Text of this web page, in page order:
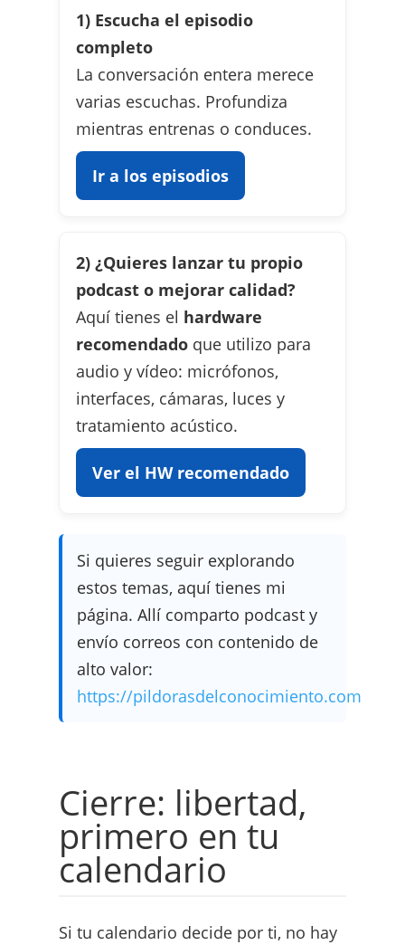
1) Escucha el episodio
completo
La conversación entera merece
varias escuchas. Profundiza
mientras entrenas o conduces.
Ir a los episodios
2) ¿Quieres lanzar tu propio
podcast o mejorar calidad?
Aquí tienes el hardware
recomendadoque utilizo para
audio y vídeo: micrófonos,
interfaces, cámaras, luces y
tratamiento acústico.
Ver el HW recomendado
Si quieres seguir explorando
estos temas, aquí tienes mi
página. Allí comparto podcast y
envío correos con contenido de
alto valor:
https://pildorasdelconocimiento.com
Cierre: libertad,
primero en tu
calendario
Si tu calendario decide por ti, no hay